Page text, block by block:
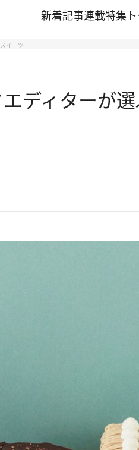
新着記事連載特集
イーツ
ディターが